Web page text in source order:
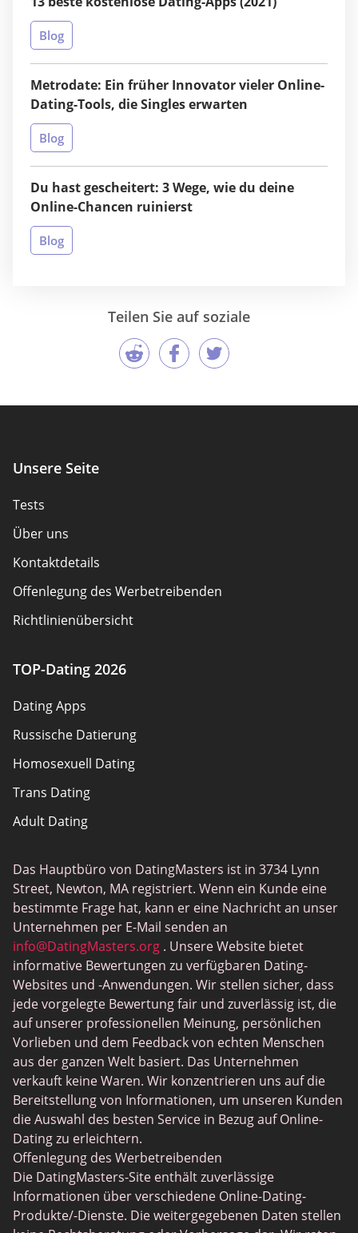
Blog
Metrodate: Ein früher Innovator vieler Online-
Dating-Tools, die Singles erwarten
Blog
Du hast gescheitert: 3 Wege, wie du deine
Online-Chancen ruinierst
Blog
Teilen Sie auf soziale
Unsere Seite
Tests
Über uns
Kontaktdetails
Offenlegung des Werbetreibenden
Richtlinienübersicht
Sitemap
TOP-Dating 2026
Dating Apps
Russische Datierung
Homosexuell Dating
Trans Dating
Adult Dating
Sex Sites
Interracial Dating
Christliche Datierung
Sex Chat Sites
Casual Dating
BBW Dating
Cougar Dating
Lesben Dating
Senior Dating
Collarspace
Mingle2
Chatiw
ChatAvenue
Das Hauptbüro von DatingMasters ist in 3734 Lynn
Street, Newton, MA registriert. Wenn ein Kunde eine
bestimmte Frage hat, kann er eine Nachricht an unser
Unternehmen per E-Mail senden an
info@DatingMasters.org . Unsere Website bietet
informative Bewertungen zu verfügbaren Dating-
Websites und -Anwendungen. Wir stellen sicher, dass
jede vorgelegte Bewertung fair und zuverlässig ist, die
auf unserer professionellen Meinung, persönlichen
Vorlieben und dem Feedback von echten Menschen
aus der ganzen Welt basiert. Das Unternehmen
verkauft keine Waren. Wir konzentrieren uns auf die
Bereitstellung von Informationen, um unseren Kunden
die Auswahl des besten Service in Bezug auf Online-
Dating zu erleichtern.
Offenlegung des Werbetreibenden
Die DatingMasters-Site enthält zuverlässige
Informationen über verschiedene Online-Dating-
Produkte/-Dienste. Die weitergegebenen Daten stellen